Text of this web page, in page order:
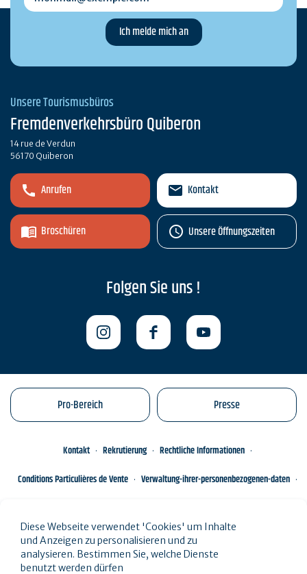
Unsere Tourismusbüros
Fremdenverkehrsbüro Quiberon
14 rue de Verdun
56170 Quiberon
Anrufen
Broschüren
Kontakt
Unsere Öffnungszeiten
Folgen Sie uns !
Pro-Bereich Presse
Kontakt Rekrutierung
Rechtliche Informationen
Conditions Particulières de Vente
Verwaltung-ihrer-personenbezogenen-daten
Diese Webseite verwendet 'Cookies' um Inhalte
und Anzeigen zu personalisieren und zu
analysieren. Bestimmen Sie, welche Dienste
benutzt werden dürfen